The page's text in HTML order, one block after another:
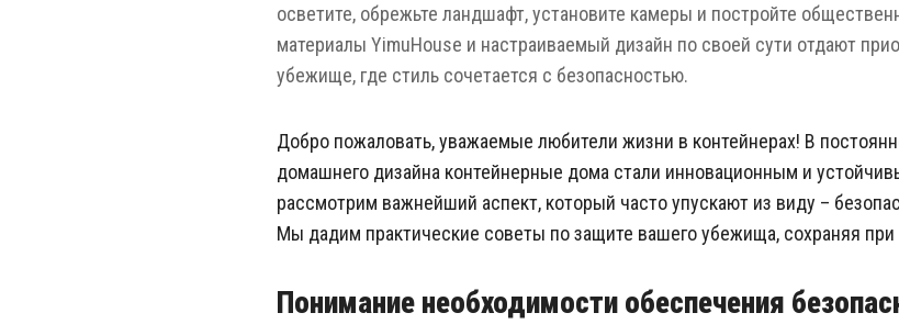
осветите, обрежьте ландшафт, установите камеры и постройте
материалы YimuHouse и настраиваемый дизайн по своей сути отдают
убежище, где стиль сочетается с безопасностью.
Добро пожаловать, уважаемые любители жизни в контейнерах! В
домашнего дизайна контейнерные дома стали инновационным и
рассмотрим важнейший аспект, который часто упускают из виду –
Мы дадим практические советы по защите вашего убежища, сохраняя при
Понимание необходимости обеспечения